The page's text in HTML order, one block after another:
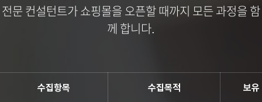
전문 컨설턴트가 쇼핑몰을 오픈할 때까지 모든 과정을 함
께 합니다.
수집항목 수집목적 보유